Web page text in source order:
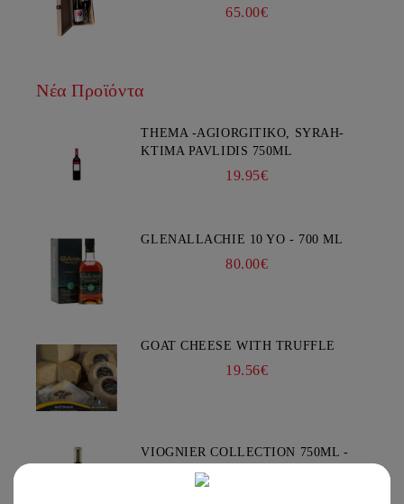
65.00€
Νέα Προϊόντα
THEMA -AGIORGITIKO, SYRAH-
KTIMA PAVLIDIS 750ML
19.95€
GLENALLACHIE 10 YO - 700 ML
80.00€
GOAT CHEESE WITH TRUFFLE
19.56€
VIOGNIER COLLECTION 750ML -
CHATEAU BURGOZONE